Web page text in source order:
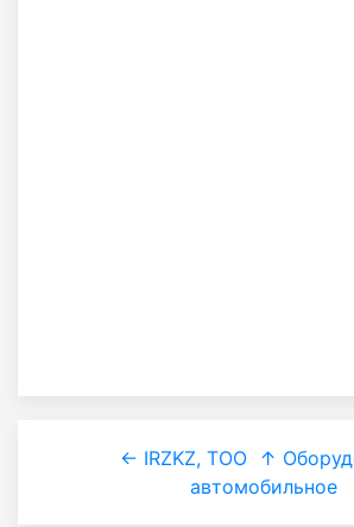
← IRZKZ, ТОО
↑
автомобильное